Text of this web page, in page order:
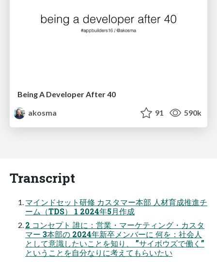
Being A Developer After 40
akosma
91 590k
Transcript
マインドセット研修 カスタマー本部 人材育成推進チ
ーム（TDS） 1 2024年5月作成
2 コンセプト 誰に：営業・マーケティング・カスタ
マー 3本部の 2024年新卒メンバーに 何を：社会人
として意識したいことを知り、 ”サイボウズで働く”
ということを自分なりに考えてもらいたい